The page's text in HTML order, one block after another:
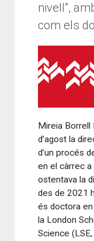
nivell”,
com els
Mireia Borrell
d’agost la
d’un procés
en el càrrec a
ostentava la
des de 2021
és doctora
la London
Science